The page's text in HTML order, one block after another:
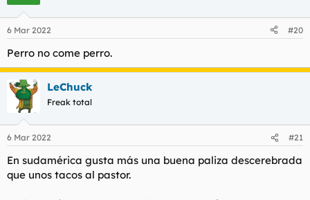
6 Mar 2022 #20
Perro no come perro.
LeChuck
Freak total
6 Mar 2022 #21
En sudamérica gusta más una buena paliza descerebrada
que unos tacos al pastor.